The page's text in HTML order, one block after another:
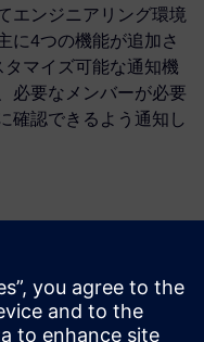
エンジニアリング環境
に4つの機能が追加さ
マイズ可能な通知機
必要なメンバーが必要
確認できるよう通知し